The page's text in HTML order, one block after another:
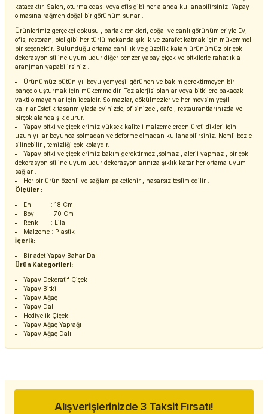
katacaktır. Salon, oturma odası veya ofis gibi her alanda kullanabilirsiniz. Yapay
olmasına rağmen doğal bir görünüm sunar .
Ürünlerimiz gerçekçi dokusu , parlak renkleri, doğal ve canlı görünümleriyle Ev,
ofis, restoran, otel gibi her türlü mekanda şıklık ve zarafet katmak için mükemmel
bir seçenektir. Bulunduğu ortama canlılık ve güzellik katan ürünümüz bir çok
dekorasyon stiline uyumludur diğer benzer yapay çiçek ve bitkilerle rahatlıkla
aranjman yapabilirsiniz .
Ürünümüz bütün yıl boyu yemyeşil görünen ve bakım gerektirmeyen bir
bahçe oluşturmak için mükemmeldir. Toz alerjisi olanlar veya bitkilere bakacak
vakti olmayanlar için idealdir. Solmazlar, dökülmezler ve her mevsim yeşil
kalırlar.Estetik tasarımıylada evinizde, ofisinizde , cafe , restaurantlarınızda ve
birçok alanda şık durur.
Yapay bitki ve çiçeklerimiz yüksek kaliteli malzemelerden üretildikleri için
uzun yıllar boyunca solmadan ve deforme olmadan kullanabilirsiniz. Nemli bezle
silinebilir , temizliği çok kolaydır.
Yapay bitki ve çiçeklerimiz bakım gerektirmez ,solmaz , alerji yapmaz , bir çok
dekorasyon stiline uyumludur dekorasyonlarınıza şıklık katar her ortama uyum
sağlar .
Her bir ürün özenli ve sağlam paketlenir , hasarsız teslim edilir .
Ölçüler :
En : 18 Cm
Boy : 70 Cm
Renk : Lila
Malzeme : Plastik
İçerik:
Bir adet Yapay Bahar Dalı
Ürün Kategorileri:
Yapay Dekoratif Çiçek
Yapay Bitki
Yapay Ağaç
Yapay Dal
Hediyelik Çiçek
Yapay Ağaç Yaprağı
Yapay Ağaç Dalı
Alışverişlerinizde 3 Taksit Fırsatı!